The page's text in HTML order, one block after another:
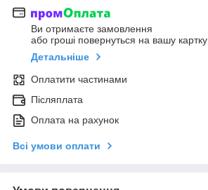
Ви отримаєте замовлення
або гроші повернуться на вашу картку
Детальніше
Оплатити частинами
Післяплата
Оплата на рахунок
Всі умови оплати